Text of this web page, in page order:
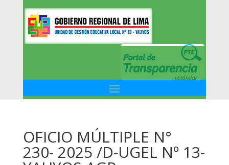
OFICIO MÚLTIPLE N°
230- 2025 /D-UGEL Nº 13-